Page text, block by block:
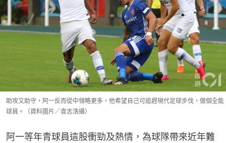
助攻又助守，阿一反而從中領略更多，他希望自己可追趕現代足球步伐，做個全能
球員。（資料圖片／袁志浩攝）
阿一等年青球員這股衝勁及熱情，為球隊帶來近年難